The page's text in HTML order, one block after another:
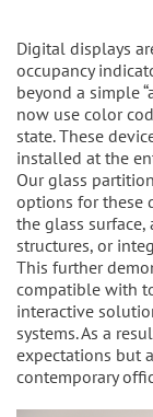
Digital displays
occupancy
beyond a simple
now use color
state. These
installed at the
Our glass
options for these
the glass
structures, or
This further
compatible with
interactive
systems. As a
expectations but
contemporary